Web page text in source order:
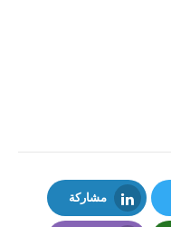
مشاركة
LinkedIn